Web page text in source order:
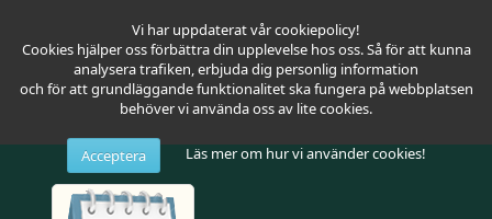
Vi har uppdaterat vår cookiepolicy!
Cookies hjälper oss förbättra din upplevelse hos oss. Så för att kunna
analysera trafiken, erbjuda dig personlig information
och för att grundläggande funktionalitet ska fungera på webbplatsen
behöver vi använda oss av lite cookies.
Acceptera Läs mer om hur vi använder cookies!